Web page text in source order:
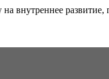
внутреннее